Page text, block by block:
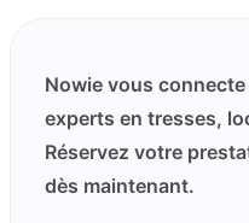
Nowie vous
experts en tresses,
Réservez votre
dès maintenant.